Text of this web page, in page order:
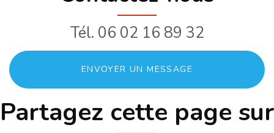
Tél. 06 02 16 89 32
ENVOYER UN MESSAGE
Partagez cette page sur